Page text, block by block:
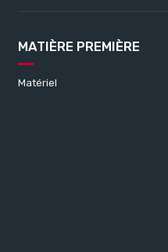
MATIÈRE PREMIÈRE
Matériel